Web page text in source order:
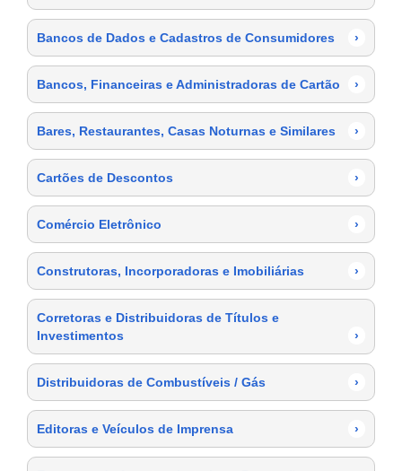
Bancos de Dados e Cadastros de Consumidores ›
Bancos, Financeiras e Administradoras de Cartão ›
Bares, Restaurantes, Casas Noturnas e Similares ›
Cartões de Descontos ›
Comércio Eletrônico ›
Construtoras, Incorporadoras e Imobiliárias ›
Corretoras e Distribuidoras de Títulos e
Investimentos
›
Distribuidoras de Combustíveis / Gás ›
Editoras e Veículos de Imprensa ›